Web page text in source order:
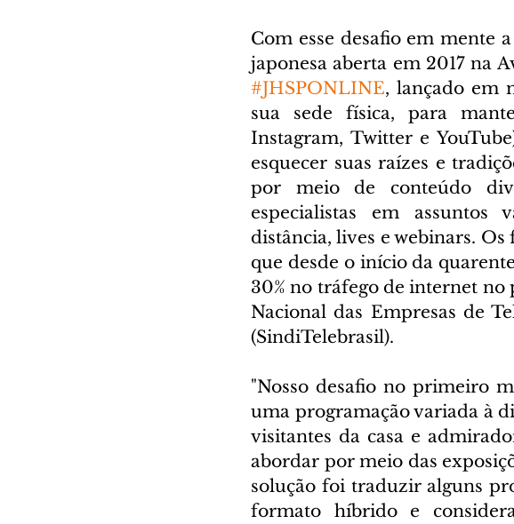
Com esse desafio em mente
#JHSPONLINE, lançado em
sua sede física, para
Instagram, Twitter e
esquecer suas raízes e
por meio de conteúdo
especialistas em assuntos
distância, lives e webinars.
que desde o início da
30% no tráfego de internet no
Nacional das Empresas de
(SindiTelebrasil).
"Nosso desafio no primeiro
uma programação variada à
visitantes da casa e
abordar por meio das
solução foi traduzir alguns
formato híbrido e